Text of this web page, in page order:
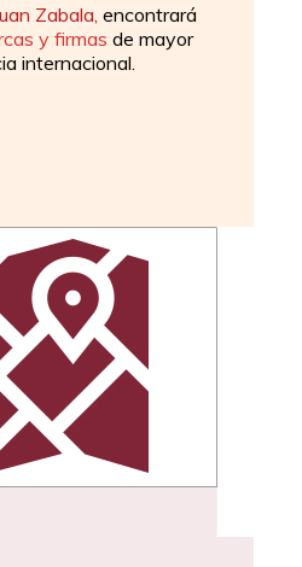
Zabala, encontrará
y firmas de mayor
internacional.